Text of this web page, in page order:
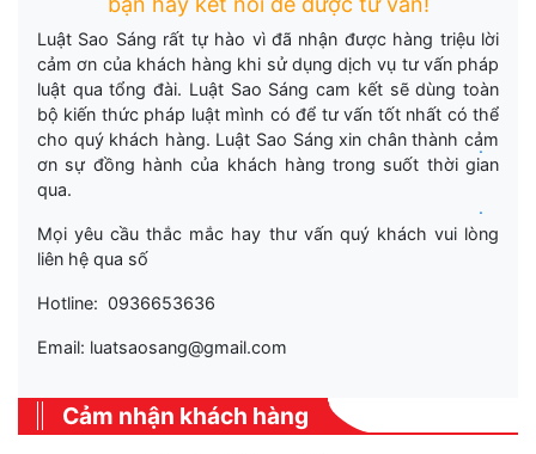
Luật Sao Sáng rất tự hào vì đã nhận được hàng triệu lời
cảm ơn của khách hàng khi sử dụng dịch vụ tư vấn pháp
luật qua tổng đài. Luật Sao Sáng cam kết sẽ dùng toàn
bộ kiến thức pháp luật mình có để tư vấn tốt nhất có thể
cho quý khách hàng. Luật Sao Sáng xin chân thành cảm
ơn sự đồng hành của khách hàng trong suốt thời gian
qua.
Mọi yêu cầu thắc mắc hay thư vấn quý khách vui lòng
liên hệ qua số
Hotline: 0936653636
Email: luatsaosang@gmail.com
Cảm nhận khách hàng
.
.